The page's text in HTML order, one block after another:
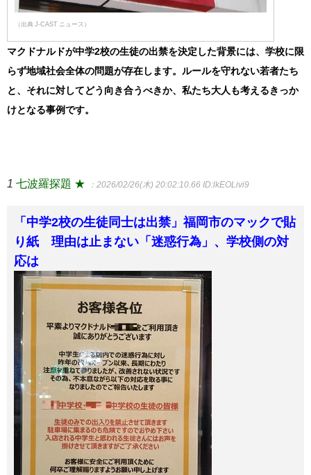
（出典 J-CAST ニュース）
マクドナルドが中学2校の生徒の出禁を決定した背景には、学校に限
らず地域社会全体の問題が存在します。ルールを守れない若者たち
と、それに対してどう向き合うべきか、私たち大人も考えるきっか
けとなる事例です。
1 七波羅探題 ★ ：2026/02/26(木) 20:02:10.66 ID:lkEOLivi9
「中学2校の生徒同士は出禁」福岡市のマックで貼
り紙 理由は止まない「迷惑行為」、学校側の対
応は